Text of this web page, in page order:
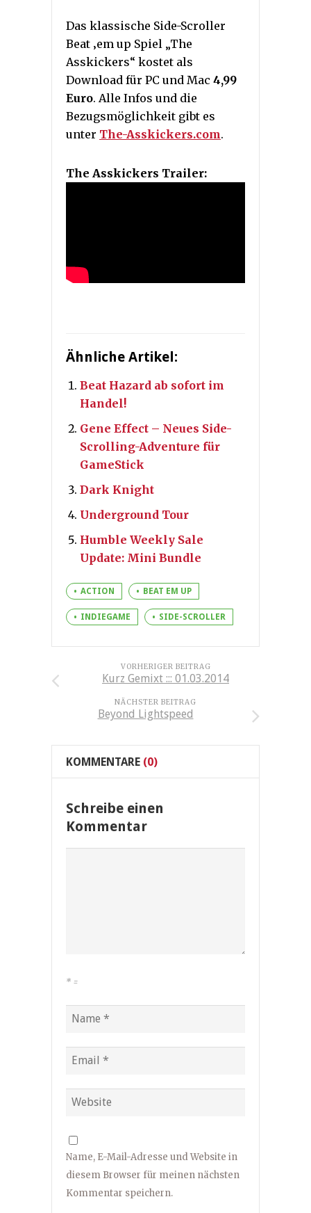
Das klassische Side-Scroller
Beat ‚em up Spiel „The
Asskickers“ kostet als
Download für PC und Mac 4,99
Euro. Alle Infos und die
Bezugsmöglichkeit gibt es
unter The-Asskickers.com.
The Asskickers Trailer:
Ähnliche Artikel:
Beat Hazard ab sofort im
Handel!
Gene Effect – Neues Side-
Scrolling-Adventure für
GameStick
Dark Knight
Underground Tour
Humble Weekly Sale
Update: Mini Bundle
ACTION BEAT EM UP
INDIEGAME SIDE-SCROLLER
VORHERIGER BEITRAG
Kurz Gemixt ::: 01.03.2014
NÄCHSTER BEITRAG
Beyond Lightspeed
KOMMENTARE (0)
Schreibe einen
Kommentar
* =
Name, E-Mail-Adresse und Website in
diesem Browser für meinen nächsten
Kommentar speichern.